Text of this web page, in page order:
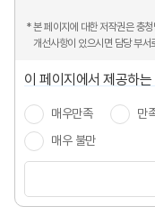
* 본 페이지에 대한 저작권은 충
개선사항이 있으시면 담당 부서
이 페이지에서 제공하
매우만족 만
매우 불만